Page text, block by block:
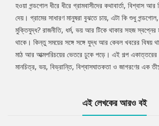
Article
হওয়া গন্ডগোল ধীরে ধীরে গ্রামবাসীদের কথাবার্তা, বিশ্বাস আর
দেয়। গ্রামের সাধারণ মানুষরা বুঝতে চায়, এটা কি শুধু
মুক্তিযুদ্ধ? রাজনীতি, ধর্ম, ভয় আর টিকে থাকার সহজ স্বপ্নের
থাকে। কিন্তু সময়ের সঙ্গে সঙ্গে যুদ্ধ আর কেবল খবরের বিষয়
মাঠ আর আত্মপরিচয়ের ভেতরে ঢুকে পড়ে। এই গল্প একাত্তরের
মানচিত্র, ভয়, বিভ্রান্তি, বিশ্বাসঘাতকতা ও জাগরণের এক
এই লেখকের আরও বই